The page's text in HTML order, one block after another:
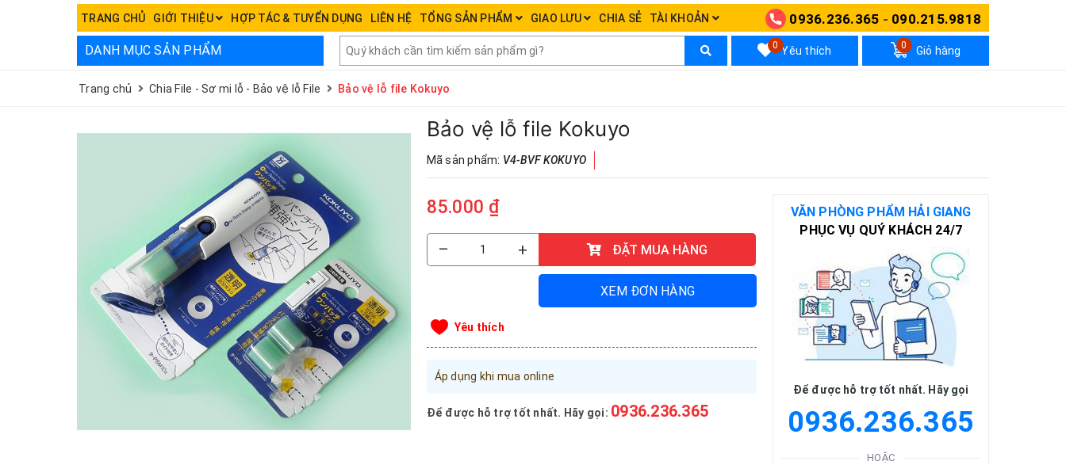
TRANG CHỦ GIỚI THIỆU HỢP TÁC & TUYỂN DỤNG LIÊN HỆ TỔNG SẢN PHẨM GIAO LƯU CHIA SẺ TÀI KHOẢN 0936.236.365 - 090.215.9818
DANH MỤC SẢN PHẨM Yêu thích
0 Giỏ hàng
0
Trang chủ Chia File - Sơ mi lỗ - Bảo vệ lỗ File Bảo vệ lỗ file Kokuyo
Bảo vệ lỗ file Kokuyo
Mã sản phẩm: V4-BVF KOKUYO
85.000 ₫
– + ĐẶT MUA HÀNG
XEM ĐƠN HÀNG
Yêu thích
Áp dụng khi mua online
Để được hỗ trợ tốt nhất. Hãy gọi: 0936.236.365
VĂN PHÒNG PHẨM HẢI GIANG
PHỤC VỤ QUÝ KHÁCH 24/7
Để được hỗ trợ tốt nhất. Hãy gọi
0936.236.365
HOẶC